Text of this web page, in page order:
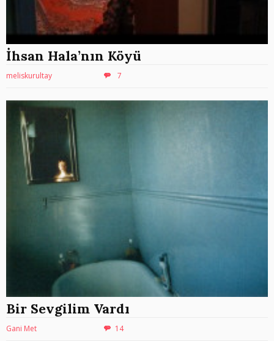
İhsan Hala’nın Köyü
meliskurultay 7
Bir Sevgilim Vardı
Gani Met 14